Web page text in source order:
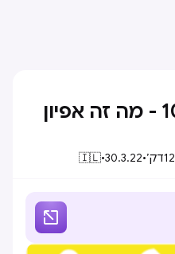
חוויית משתמש 101 - מה זה אפיון
12דק׳•
30.3.22
•
🇮🇱
